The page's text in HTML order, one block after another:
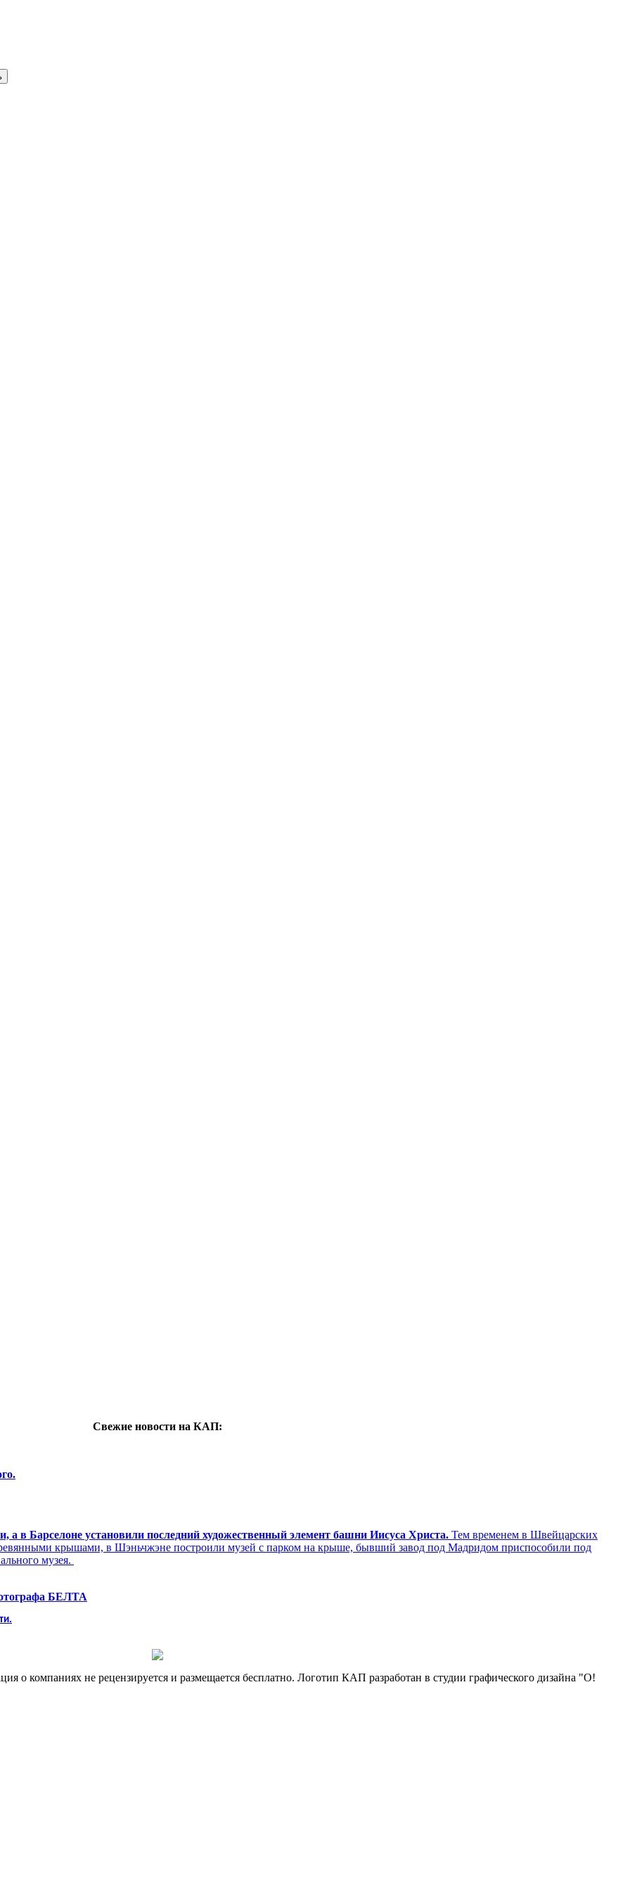
Свежие новости на КАП:
а в Барселоне установили последний художественный элемент башни Иисуса Христа. Тем временем в Швейцарских
крышами, в Шэньчжэне построили музей с парком на крыше, бывший завод под Мадридом приспособили под
музея.
БЕЛТА
компаниях не рецензируется и размещается бесплатно. Логотип КАП разработан в студии графического дизайна "О!